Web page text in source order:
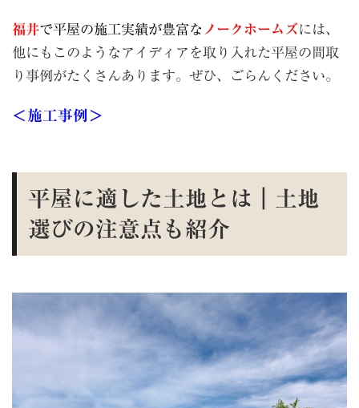
福井で平屋の施工実績が豊富な ノークホームズ には、
他にもこのようなアイディアを取り入れた平屋の間取
り事例がたくさんあります。ぜひ、ごらんください。
＜施工事例＞
平屋に適した土地とは｜土地
選びの注意点も紹介